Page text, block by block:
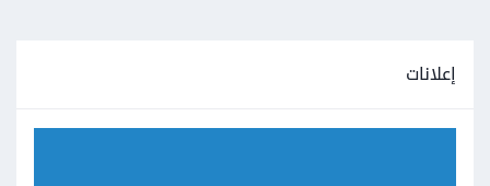
إعلانات